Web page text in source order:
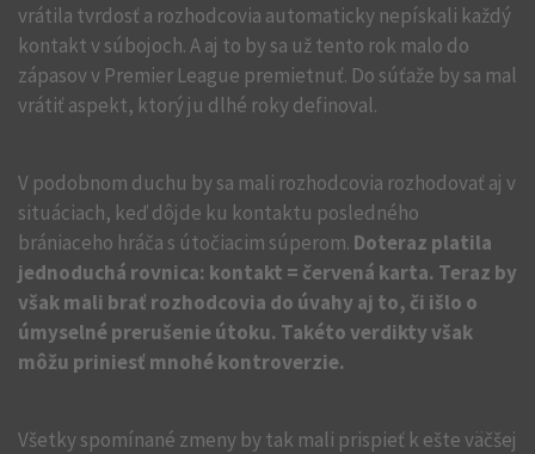
vrátila tvrdosť a rozhodcovia automaticky nepískali každý
kontakt v súbojoch. A aj to by sa už tento rok malo do
zápasov v Premier League premietnuť. Do súťaže by sa mal
vrátiť aspekt, ktorý ju dlhé roky definoval.
V podobnom duchu by sa mali rozhodcovia rozhodovať aj v
situáciach, keď dôjde ku kontaktu posledného
brániaceho hráča s útočiacim súperom. Doteraz platila
jednoduchá rovnica: kontakt = červená karta. Teraz by
však mali brať rozhodcovia do úvahy aj to, či išlo o
úmyselné prerušenie útoku. Takéto verdikty však
môžu priniesť mnohé kontroverzie.
Všetky spomínané zmeny by tak mali prispieť k ešte väčšej